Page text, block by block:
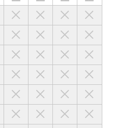
択可能
ール
掛け
シアター
形式